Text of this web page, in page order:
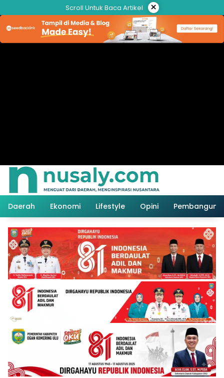
ke
konten
Scroll Untuk Baca Artikel ×
Daerah Ekonomi Lifestyle Opini